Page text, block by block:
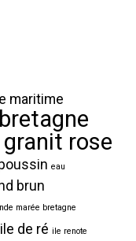
maritime
bretagne
rose
eau
brun
marée bretagne
ile de ré ile renote